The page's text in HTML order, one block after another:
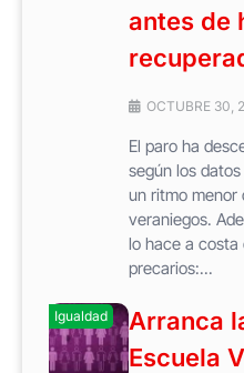
antes de
OCTUBRE 30,
El paro ha
según los
un ritmo menor
veraniegos.
lo hace a costa
precarios:...
Igualdad
Arranca
Escuela